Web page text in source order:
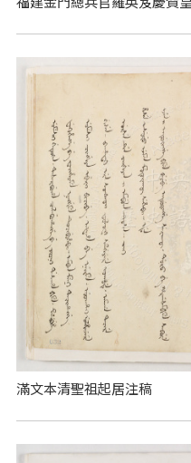
滿文本清聖祖起居注稿